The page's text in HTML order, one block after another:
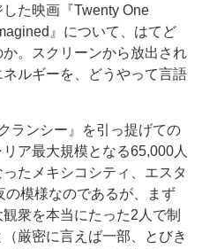
た映画『Twenty One
』について、はてど
。スクリーンから放出され
ルギーを、どうやって言語
ランシー』を引っ提げての
ア最大規模となる65,000人
たメキシコシティ、エスタ
の模様なのであるが、まず
衆を本当にたった2人で制
厳密に言えば一部、とびき